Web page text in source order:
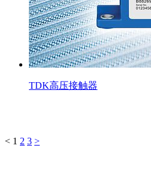
TDK高压接触器
< 1 2 3 >